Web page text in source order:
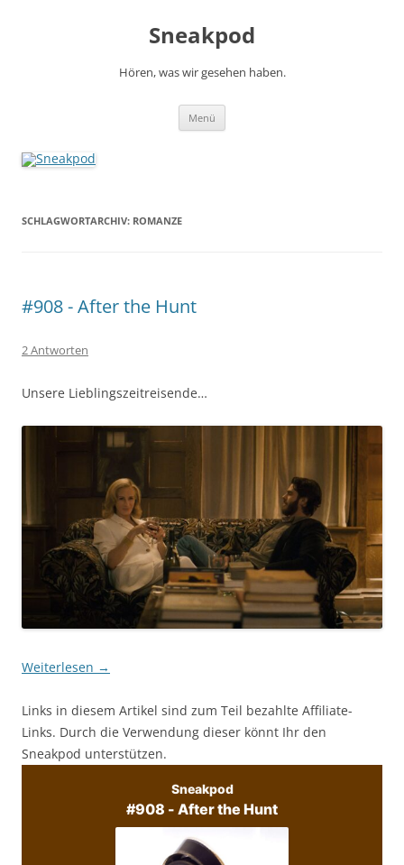
Sneakpod
Hören, was wir gesehen haben.
Menü
SCHLAGWORTARCHIV: ROMANZE
#908 - After the Hunt
2 Antworten
Unsere Lieblingszeitreisende…
Weiterlesen →
Links in diesem Artikel sind zum Teil bezahlte Affiliate-
Links. Durch die Verwendung dieser könnt Ihr den
Sneakpod unterstützen.